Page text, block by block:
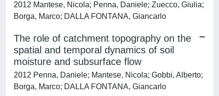
2012 Mantese, Nicola; Penna, Daniele; Zuecco, Giulia;
Borga, Marco; DALLA FONTANA, Giancarlo
The role of catchment topography on the
spatial and temporal dynamics of soil
moisture and subsurface flow
2012 Penna, Daniele; Mantese, Nicola; Gobbi, Alberto;
Borga, Marco; DALLA FONTANA, Giancarlo